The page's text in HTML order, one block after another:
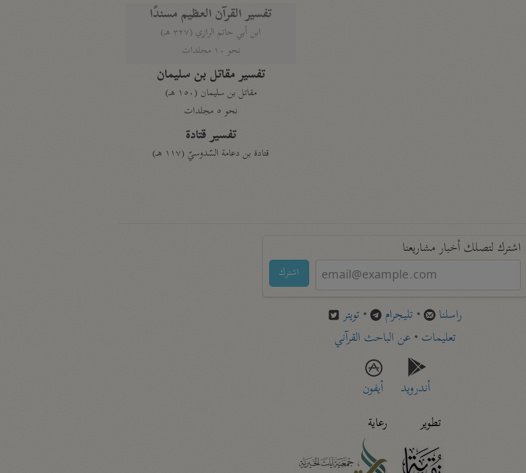
تفسير القرآن العظيم مسندًا
ابن أبي حاتم الرازي (٣٢٧ هـ)
نحو ١٠ مجلدات
تفسير مقاتل بن سليمان
مقاتل بن سليمان (١٥٠ هـ)
نحو ٥ مجلدات
تفسير قتادة
قتادة بن دعامة السّدوسيّ (١١٧ هـ)
اشترك لتصلك أخبار مشاريعنا
اشترك
راسلنا • تليجرام • تويتر
تعليمات• عن الباحث القرآني
أندرويد
أيفون
تطوير
رعاية